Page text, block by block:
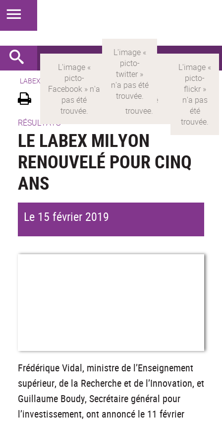
LABEX > LABEX MILYON Version française
RÉSULTATS
LE LABEX MILYON
RENOUVELÉ POUR CINQ
ANS
Le 15 février 2019
Frédérique Vidal, ministre de l’Enseignement
supérieur, de la Recherche et de l’Innovation, et
Guillaume Boudy, Secrétaire général pour
l’investissement, ont annoncé le 11 février